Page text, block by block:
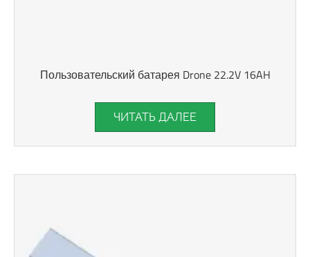
Пользовательский батарея Drone 22.2V 16AH
ЧИТАТЬ ДАЛЕЕ